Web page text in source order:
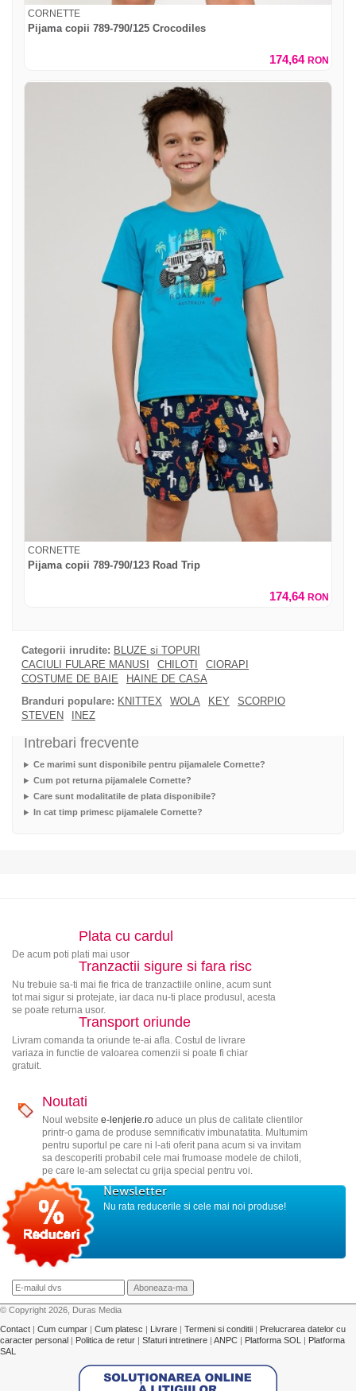
CORNETTE
Pijama copii 789-790/125 Crocodiles
174,64 RON
CORNETTE
Pijama copii 789-790/123 Road Trip
174,64 RON
Categorii inrudite: BLUZE si TOPURI
CACIULI FULARE MANUSI
CHILOTI
CIORAPI
COSTUME DE BAIE
HAINE DE CASA
Branduri populare: KNITTEX WOLA KEY
SCORPIO
STEVEN
INEZ
Intrebari frecvente
Ce marimi sunt disponibile pentru pijamalele Cornette?
Cum pot returna pijamalele Cornette?
Care sunt modalitatile de plata disponibile?
In cat timp primesc pijamalele Cornette?
Plata cu cardul
De acum poti plati mai usor
Tranzactii sigure si fara risc
Nu trebuie sa-ti mai fie frica de tranzactiile online, acum sunt
tot mai sigur si protejate, iar daca nu-ti place produsul, acesta
se poate returna usor.
Transport oriunde
Livram comanda ta oriunde te-ai afla. Costul de livrare
variaza in functie de valoarea comenzii si poate fi chiar
gratuit.
Noutati
Noul website e-lenjerie.roaduce un plus de calitate clientilor
printr-o gama de produse semnificativ imbunatatita. Multumim
pentru suportul pe care ni l-ati oferit pana acum si va invitam
sa descoperiti probabil cele mai frumoase modele de chiloti,
pe care le-am selectat cu grija special pentru voi.
Newsletter
Nu rata reducerile si cele mai noi produse!
© Copyright 2026, Duras Media
Contact | Cum cumpar | Cum platesc | Livrare | Termeni si conditii | Prelucrarea datelor cu
caracter personal | Politica de retur | Sfaturi intretinere | ANPC | Platforma SOL | Platforma
SAL